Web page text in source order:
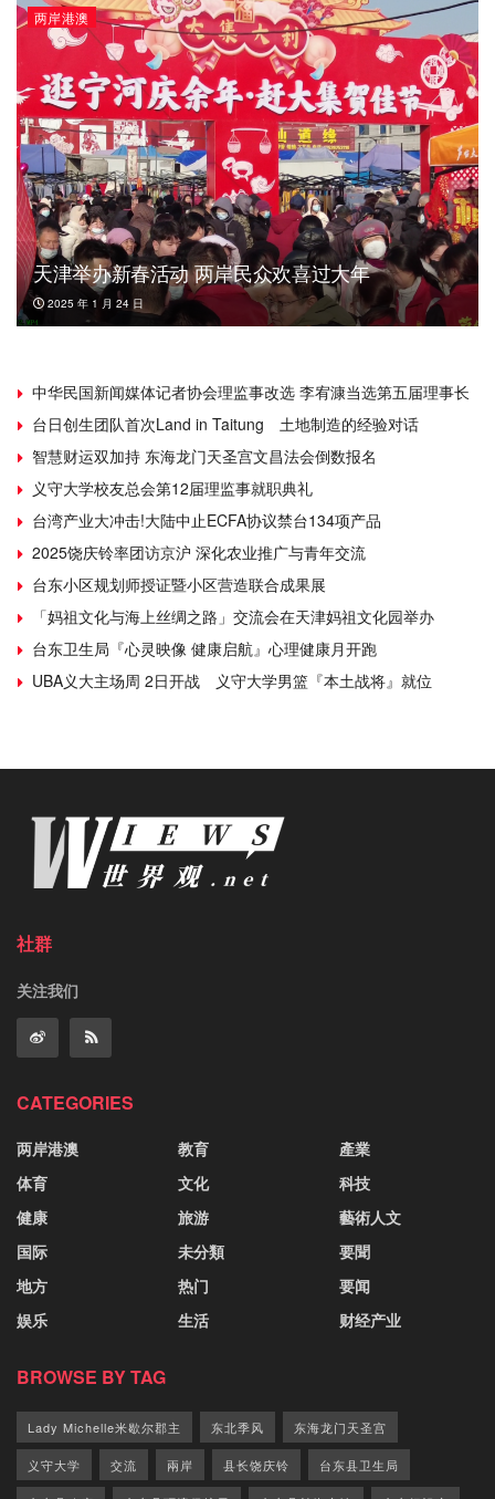
两岸港澳
天津举办新春活动 两岸民众欢喜过大年
2025 年 1 月 24 日
中华民国新闻媒体记者协会理监事改选 李宥漮当选第五届理事长
台日创生团队首次Land in Taitung 土地制造的经验对话
智慧财运双加持 东海龙门天圣宫文昌法会倒数报名
义守大学校友总会第12届理监事就职典礼
台湾产业大冲击!大陆中止ECFA协议禁台134项产品
2025饶庆铃率团访京沪 深化农业推广与青年交流
台东小区规划师授证暨小区营造联合成果展
「妈祖文化与海上丝绸之路」交流会在天津妈祖文化园举办
台东卫生局『心灵映像 健康启航』心理健康月开跑
UBA义大主场周 2日开战 义守大学男篮『本土战将』就位
社群
关注我们
CATEGORIES
两岸港澳
体育
健康
国际
地方
娱乐
教育
文化
旅游
未分類
热门
生活
產業
科技
藝術人文
要聞
要闻
财经产业
BROWSE BY TAG
Lady Michelle米歇尔郡主 东北季风 东海龙门天圣宫
义守大学 交流 兩岸 县长饶庆铃 台东县卫生局